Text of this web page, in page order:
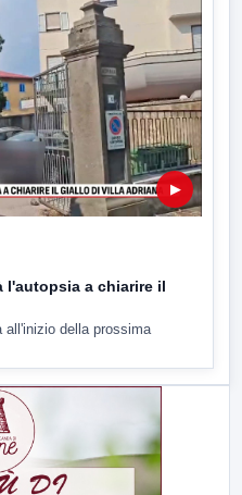
▶
l'autopsia a chiarire il
all'inizio della prossima